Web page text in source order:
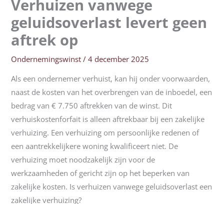
Verhuizen vanwege
geluidsoverlast levert geen
aftrek op
Ondernemingswinst /4 december 2025
Als een ondernemer verhuist, kan hij onder voorwaarden,
naast de kosten van het overbrengen van de inboedel, een
bedrag van € 7.750 aftrekken van de winst. Dit
verhuiskostenforfait is alleen aftrekbaar bij een zakelijke
verhuizing. Een verhuizing om persoonlijke redenen of
een aantrekkelijkere woning kwalificeert niet. De
verhuizing moet noodzakelijk zijn voor de
werkzaamheden of gericht zijn op het beperken van
zakelijke kosten. Is verhuizen vanwege geluidsoverlast een
zakelijke verhuizing?